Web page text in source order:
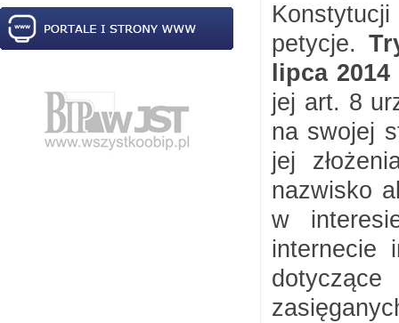
petycje.
lipca
jej art. 8
na swojej
jej
nazwisko
w
internecie
dotyczące